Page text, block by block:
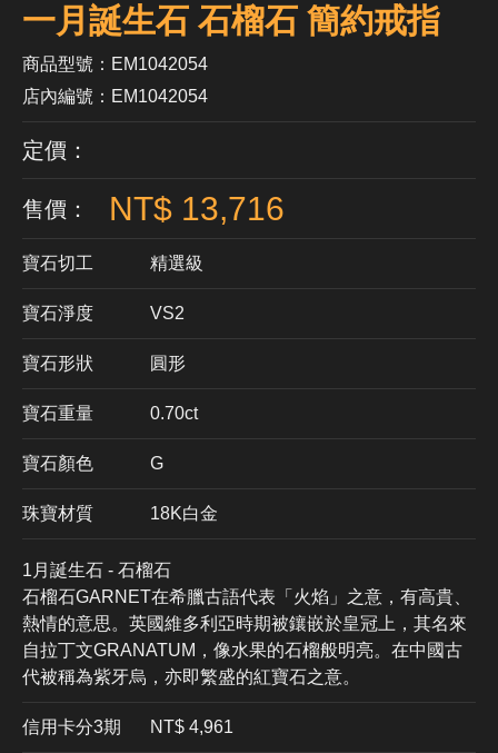
一月誕生石 石榴石 簡約戒指
商品型號：EM1042054
店內編號：EM1042054
定價：
售價： NT$ 13,716
寶石切工 精選級
寶石淨度 VS2
寶石形狀 ​圓形
寶石重量 0.70ct
寶石顏色 G
珠寶材質 18K白金
1月誕生石 - 石榴石
石榴石GARNET在希臘古語代表「火焰」之意，有高貴、
熱情的意思。英國維多利亞時期被鑲嵌於皇冠上，其名來
自拉丁文GRANATUM，像水果的石榴般明亮。在中國古
代被稱為紫牙烏，亦即繁盛的紅寶石之意。
信用卡分3期 ​NT$ 4,961